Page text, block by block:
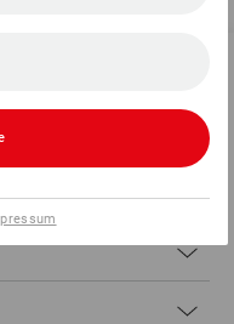
91 18